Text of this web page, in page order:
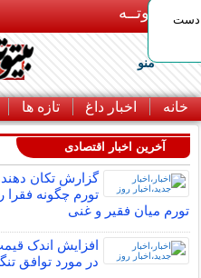
بـیتوتــه
منو
خانه اخبار داغ تازه ها
دست
آخرین اخبار اقتصادی
گزارش تکان‌
تورم میان فقیر و غنی
افزایش اندک
در مورد توافق